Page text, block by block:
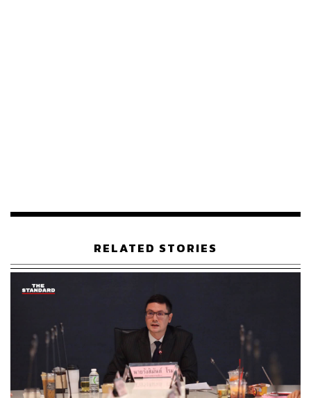
ที่ 15 ธันวาคม 2568-15 มิถุนายน 2569
สำหรับประเทศไทย การแต่งตั้งหน่วยงานประสานหลักและผู้
มีอำนาจลงนามอย่างเป็นทางการ จะช่วยให้ประเทศไทย
สามารถเสนอขอรับการสนับสนุนโครงการด้านการบริหาร
จัดการภัยพิบัติ การฟื้นฟูพื้นที่ได้รับผลกระทบ การบริหาร
จัดการน้ำ การปรับตัวต่อสภาพภูมิอากาศ รวมถึงการช่วย
เหลือประชาชนที่ได้รับผลกระทบจากภัยธรรมชาติได้อย่างมี
ประสิทธิภาพมากขึ้น
RELATED STORIES